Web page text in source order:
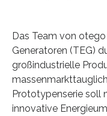
Das Team von
Generatoren (TEG)
großindustrielle
Prototypenserie soll
innovative